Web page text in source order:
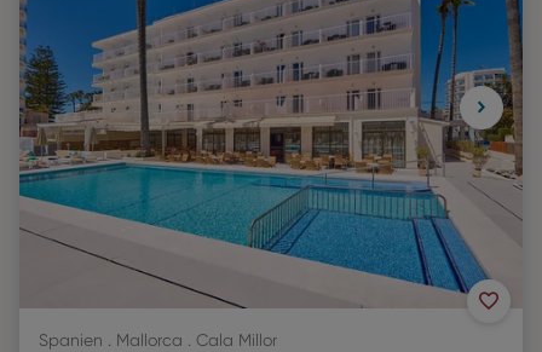
Spanien . Mallorca . Cala Millor